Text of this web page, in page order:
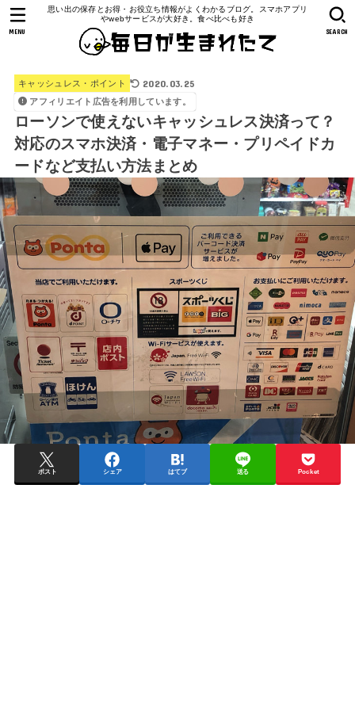
思い出の保存とお得・お役立ち情報がよくわかるブログ。スマホアプリ
やwebサービスが大好き。食べ比べも好き
SEARCH
MENU
キャッシュレス・ポイント 2020.03.25
アフィリエイト広告を利用しています。
ローソンで使えないキャッシュレス決済って？
対応のスマホ決済・電子マネー・プリペイドカ
ードなど支払い方法まとめ
ポスト シェア はてブ 送る Pocket